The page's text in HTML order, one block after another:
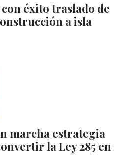
éxito traslado de
a isla
marcha estrategia
la Ley 285 en